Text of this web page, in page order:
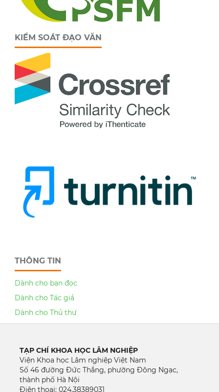
KIỂM SOÁT ĐẠO VĂN
THÔNG TIN
Dành cho bạn đọc
Dành cho Tác giả
Dành cho Thủ thư
TẠP CHÍ KHOA HỌC LÂM NGHIỆP
Viện Khoa học Lâm nghiệp Việt Nam
Số 46 đường Đức Thắng, phường Đông Ngạc,
thành phố Hà Nội
Điện thoại: 024.38389031